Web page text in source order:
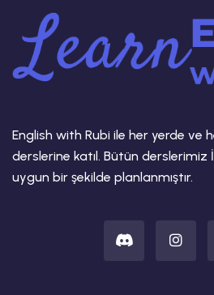
English with Rubi ile her yerde ve
derslerine katıl. Bütün derslerimiz
uygun bir şekilde planlanmıştır.